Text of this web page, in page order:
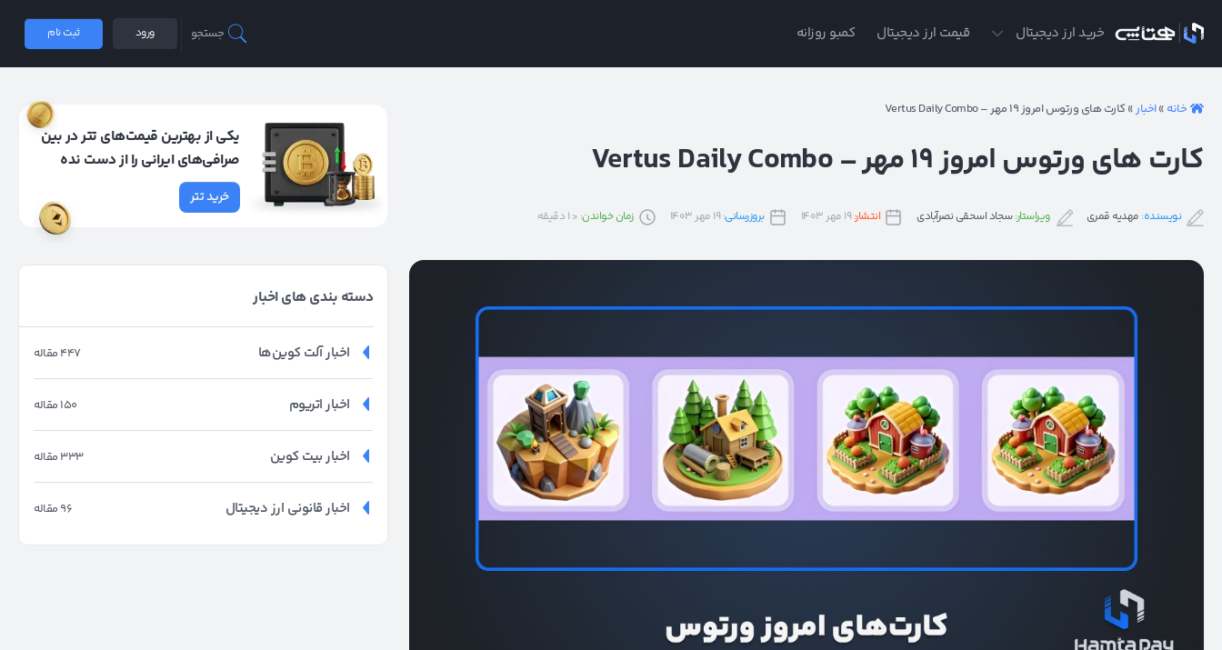
خرید ارز دیجیتال قیمت ارز دیجیتال کمبو روزانه جستجو ورود ثبت نام
خانه »اخبار» کارت های ورتوس امروز ۱۹ مهر – Vertus Daily Combo
کارت های ورتوس امروز ۱۹ مهر – Vertus Daily Combo
نویسنده: مهدیه قمری ویراستار:سجاد اسحقی نصرآبادی انتشار:۱۹ مهر ۱۴۰۳ بروزرسانی:19 مهر 1403 زمان خواندن: < 1 دقیقه
یکی از بهترین قیمت‌های تتر در بین
صرافی‌های ایرانی را از دست نده
خرید تتر
دسته بندی های اخبار
447 مقاله اخبار آلت کوین‌ها
150 مقاله اخبار اتریوم
333 مقاله اخبار بیت کوین
96 مقاله اخبار قانونی ارز دیجیتال